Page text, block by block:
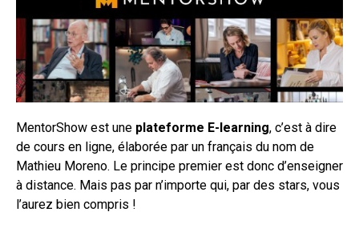
MentorShow est une plateforme E-learning, c’est à dire
de cours en ligne, élaborée par un français du nom de
Mathieu Moreno. Le principe premier est donc d’enseigner
à distance. Mais pas par n’importe qui, par des stars, vous
l’aurez bien compris !